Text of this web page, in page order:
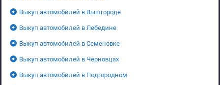
Выкуп автомобилей в Вышгороде
Выкуп автомобилей в Лебедине
Выкуп автомобилей в Семеновке
Выкуп автомобилей в Черновцах
Выкуп автомобилей в Подгородном